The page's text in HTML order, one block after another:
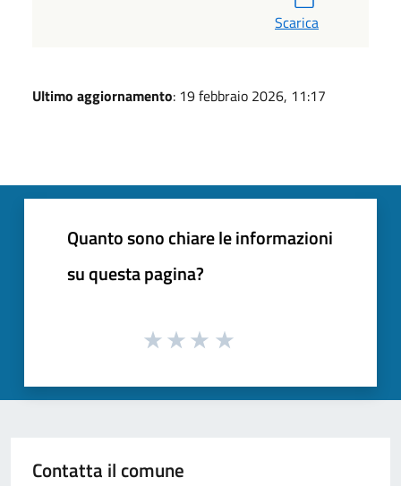
Scarica
Ultimo aggiornamento: 19 febbraio 2026, 11:17
Quanto sono chiare le informazioni
su questa pagina?
Contatta il comune